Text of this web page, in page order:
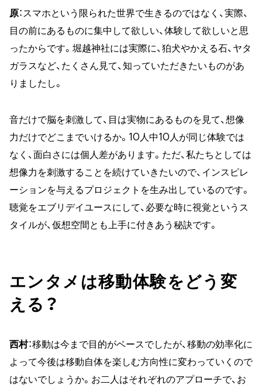
原：スマホという限られた世界で生きるのではなく、実際、
目の前にあるものに集中して欲しい、体験して欲しいと思
ったからです。堀越神社には実際に、狛犬やかえる石、ヤタ
ガラスなど、たくさん見て、知っていただきたいものがあ
りましたし。
音だけで脳を刺激して、目は実物にあるものを見て、想像
力だけでどこまでいけるか。10人中10人が同じ体験では
なく、面白さには個人差があります。ただ、私たちとしては
想像力を刺激することを続けていきたいので、インスピレ
ーションを与えるプロジェクトを生み出しているのです。
聴覚をエブリデイユースにして、必要な時に視覚というス
タイルが、仮想空間とも上手に付きあう秘訣です。
エンタメは移動体験をどう変
える？
西村：移動は今まで目的がベースでしたが、移動の効率化に
よって今後は移動自体を楽しむ方向性に変わっていくので
はないでしょうか。お二人はそれぞれのアプローチで、お